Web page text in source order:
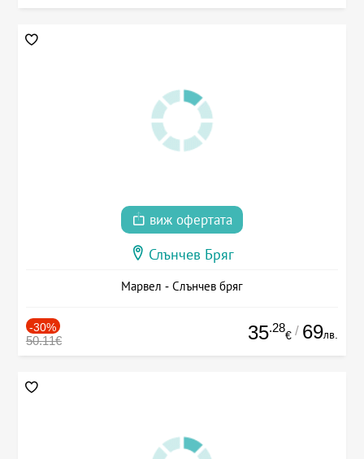
виж офертата
Слънчев Бряг
Марвел - Слънчев бряг
-30%
50.11€ 35.28
€ / 69лв.